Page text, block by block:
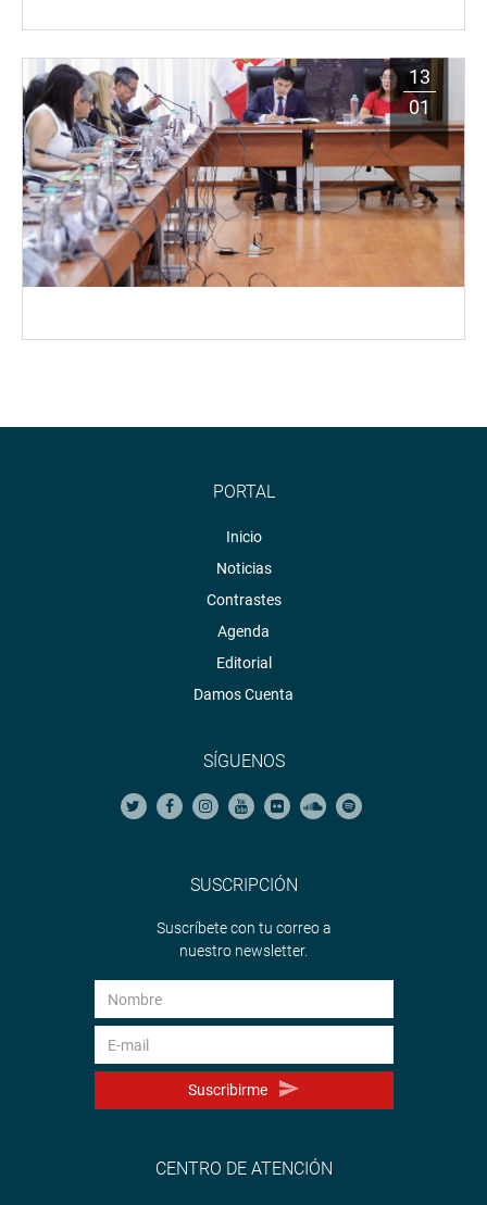
13
01
PORTAL
Inicio
Noticias
Contrastes
Agenda
Editorial
Damos Cuenta
SÍGUENOS
SUSCRIPCIÓN
Suscríbete con tu correo a
nuestro newsletter.
Suscribirme
CENTRO DE ATENCIÓN